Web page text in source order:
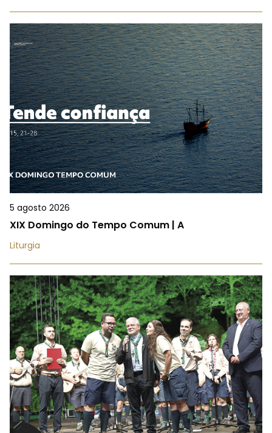
5 agosto 2026
XIX Domingo do Tempo Comum | A
Liturgia